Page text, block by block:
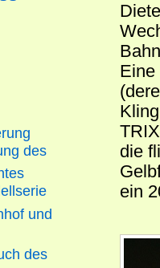
Eine
die
ein
des
und
des